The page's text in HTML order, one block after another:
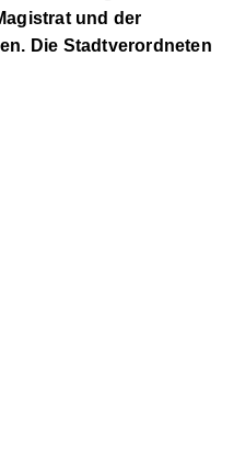
und der
Die Stadtverordneten